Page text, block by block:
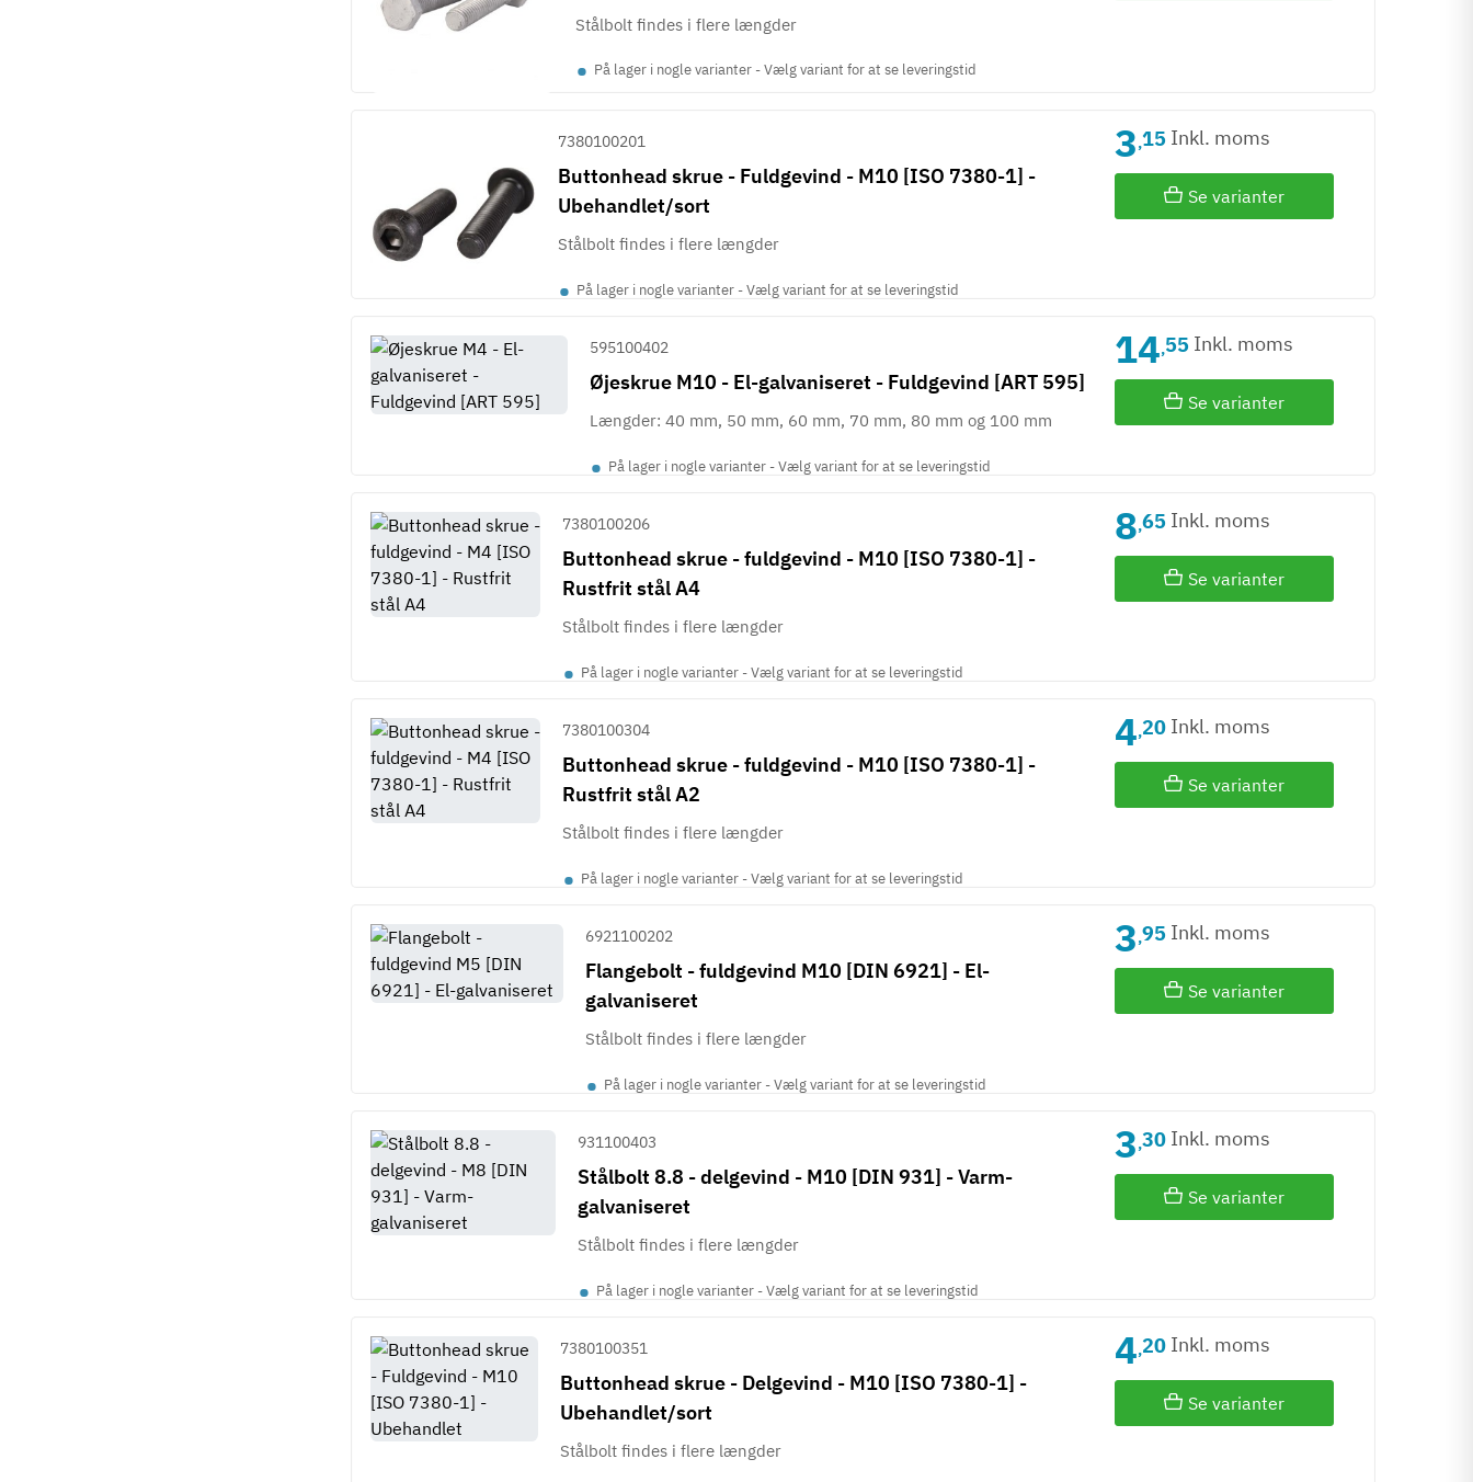
Stålbolt findes i flere længder
• På lager i nogle varianter - Vælg variant for at se leveringstid
Buttonhead skrue - Fuldgevind - M10 [ISO 7380-1] -
Ubehandlet/sort
7380100201
Stålbolt findes i flere længder
• På lager i nogle varianter - Vælg variant for at se leveringstid
3,15 Inkl. moms
Se varianter
Øjeskrue M10 - El-galvaniseret - Fuldgevind [ART 595]
595100402
Længder: 40 mm, 50 mm, 60 mm, 70 mm, 80 mm og 100 mm
• På lager i nogle varianter - Vælg variant for at se leveringstid
14,55 Inkl. moms
Se varianter
Buttonhead skrue - fuldgevind - M10 [ISO 7380-1] -
Rustfrit stål A4
7380100206
Stålbolt findes i flere længder
• På lager i nogle varianter - Vælg variant for at se leveringstid
8,65 Inkl. moms
Se varianter
Buttonhead skrue - fuldgevind - M10 [ISO 7380-1] -
Rustfrit stål A2
7380100304
Stålbolt findes i flere længder
• På lager i nogle varianter - Vælg variant for at se leveringstid
4,20 Inkl. moms
Se varianter
Flangebolt - fuldgevind M10 [DIN 6921] - El-
galvaniseret
6921100202
Stålbolt findes i flere længder
• På lager i nogle varianter - Vælg variant for at se leveringstid
3,95 Inkl. moms
Se varianter
Stålbolt 8.8 - delgevind - M10 [DIN 931] - Varm-
galvaniseret
931100403
Stålbolt findes i flere længder
• På lager i nogle varianter - Vælg variant for at se leveringstid
3,30 Inkl. moms
Se varianter
Buttonhead skrue - Delgevind - M10 [ISO 7380-1] -
Ubehandlet/sort
7380100351
Stålbolt findes i flere længder
4,20 Inkl. moms
Se varianter